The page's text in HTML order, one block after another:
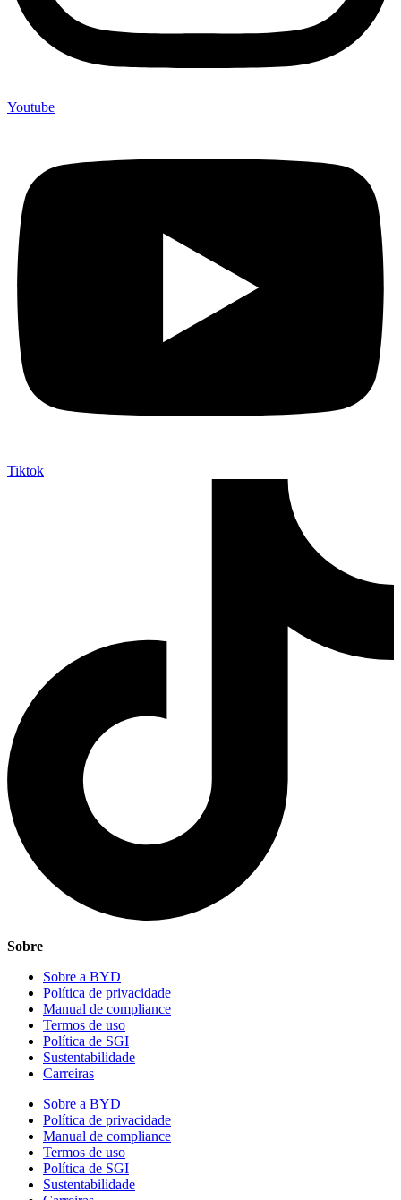
Youtube
Tiktok
Sobre
Sobre a BYD
Política de privacidade
Manual de compliance
Termos de uso
Política de SGI
Sustentabilidade
Carreiras
Sobre a BYD
Política de privacidade
Manual de compliance
Termos de uso
Política de SGI
Sustentabilidade